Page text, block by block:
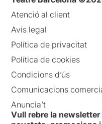
Atenció al client
Avís legal
Política de privacitat
Política de cookies
Condicions d’ús
Comunicacions
Anuncia’t
Vull rebre la